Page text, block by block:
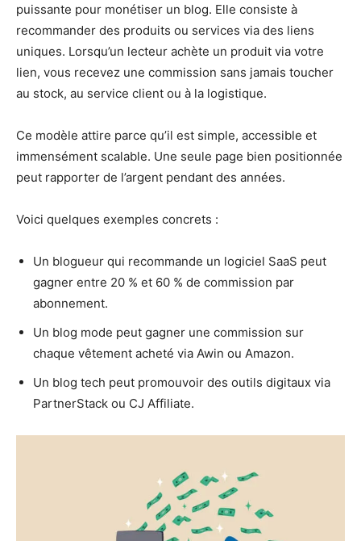
puissante pour monétiser un blog. Elle consiste à
recommander des produits ou services via des liens
uniques. Lorsqu’un lecteur achète un produit via votre
lien, vous recevez une commission sans jamais toucher
au stock, au service client ou à la logistique.
Ce modèle attire parce qu’il est simple, accessible et
immensément scalable. Une seule page bien positionnée
peut rapporter de l’argent pendant des années.
Voici quelques exemples concrets :
Un blogueur qui recommande un logiciel SaaS peut
gagner entre 20 % et 60 % de commission par
abonnement.
Un blog mode peut gagner une commission sur
chaque vêtement acheté via Awin ou Amazon.
Un blog tech peut promouvoir des outils digitaux via
PartnerStack ou CJ Affiliate.